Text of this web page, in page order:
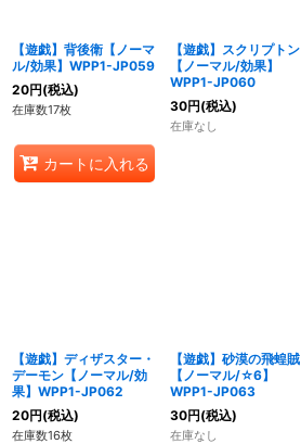
【遊戯】背後衛【ノーマ
ル/効果】WPP1-JP059
20円(税込)
在庫数17枚
カートに入れる
【遊戯】スクリプトン
【ノーマル/効果】
WPP1-JP060
30円(税込)
在庫なし
【遊戯】ディザスター・
デーモン【ノーマル/効
果】WPP1-JP062
20円(税込)
在庫数16枚
【遊戯】砂漠の飛蝗賊
【ノーマル/☆6】
WPP1-JP063
30円(税込)
在庫なし